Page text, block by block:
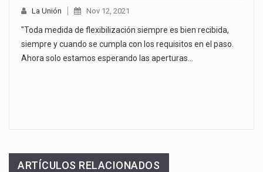
La Unión Nov 12, 2021
"Toda medida de flexibilización siempre es bien recibida,
siempre y cuando se cumpla con los requisitos en el paso.
Ahora solo estamos esperando las aperturas…
ARTÍCULOS RELACIONADOS